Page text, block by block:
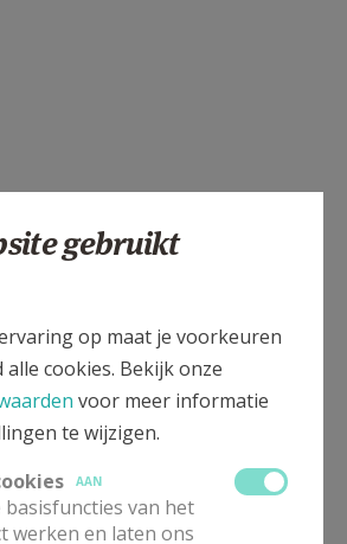
gebruikt
op maat je voorkeuren
cookies. Bekijk onze
voor meer informatie
te wijzigen.
AAN
van het
werken en laten ons